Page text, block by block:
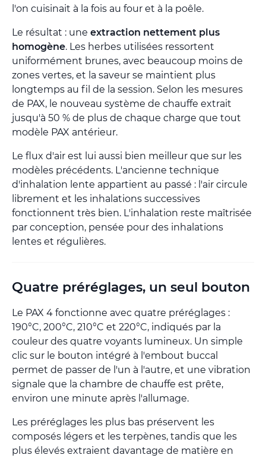
l'on cuisinait à la fois au four et à la poêle.
Le résultat : une extraction nettement plus
homogène. Les herbes utilisées ressortent
uniformément brunes, avec beaucoup moins de
zones vertes, et la saveur se maintient plus
longtemps au fil de la session. Selon les mesures
de PAX, le nouveau système de chauffe extrait
jusqu'à 50 % de plus de chaque charge que tout
modèle PAX antérieur.
Le flux d'air est lui aussi bien meilleur que sur les
modèles précédents. L'ancienne technique
d'inhalation lente appartient au passé : l'air circule
librement et les inhalations successives
fonctionnent très bien. L'inhalation reste maîtrisée
par conception, pensée pour des inhalations
lentes et régulières.
Quatre préréglages, un seul bouton
Le PAX 4 fonctionne avec quatre préréglages :
190°C, 200°C, 210°C et 220°C, indiqués par la
couleur des quatre voyants lumineux. Un simple
clic sur le bouton intégré à l'embout buccal
permet de passer de l'un à l'autre, et une vibration
signale que la chambre de chauffe est prête,
environ une minute après l'allumage.
Les préréglages les plus bas préservent les
composés légers et les terpènes, tandis que les
plus élevés extraient davantage de matière en